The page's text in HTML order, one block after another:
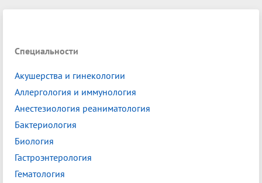
Специальности
Акушерства и гинекологии
Аллергология и иммунология
Анестезиология реаниматология
Бактериология
Биология
Гастроэнтерология
Гематология